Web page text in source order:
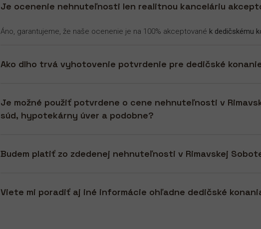
Je ocenenie nehnuteľnosti len realitnou kanceláriu
Áno, garantujeme, že naše ocenenie je na 100% akceptované k dedičskému
Ako dlho trvá vyhotovenie potvrdenie pre dedičské
Je možné použiť potvrdene o cene nehnuteľnosti v
súd, hypotekárny úver a podobne?
Budem platiť zo zdedenej nehnuteľnosti v Rimavskej
Viete mi poradiť aj iné informácie ohľadne dedičské